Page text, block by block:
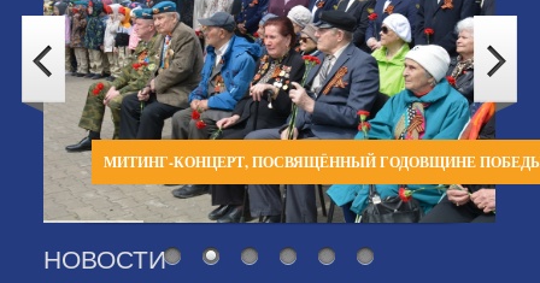
МИТИНГ-КОНЦЕРТ, ПОСВЯЩЁННЫЙ ГОДОВЩИНЕ
НОВОСТИ